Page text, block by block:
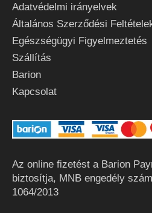
Adatvédelmi irányelvek
Általános Szerződési
Egészségügyi Figyelmeztetés
Szállítás
Barion
Kapcsolat
Az online fizetést a Barion
biztosítja, MNB engedély
1064/2013